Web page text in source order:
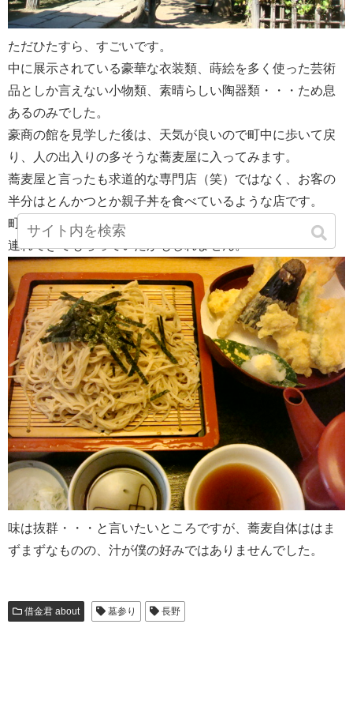
ただひたすら、すごいです。
中に展示されている豪華な衣装類、蒔絵を多く使った芸術
品としか言えない小物類、素晴らしい陶器類・・・ため息
あるのみでした。
豪商の館を見学した後は、天気が良いので町中に歩いて戻
り、人の出入りの多そうな蕎麦屋に入ってみます。
蕎麦屋と言ったも求道的な専門店（笑）ではなく、お客の
半分はとんかつとか親子丼を食べているような店です。
町の人に愛される蕎麦屋・・・Ｋ君も子供の頃、ご両親に
連れてきてもらっていたかもしれません。
味は抜群・・・と言いたいところですが、蕎麦自体ははま
ずまずなものの、汁が僕の好みではありませんでした。
借金君 about 墓参り 長野